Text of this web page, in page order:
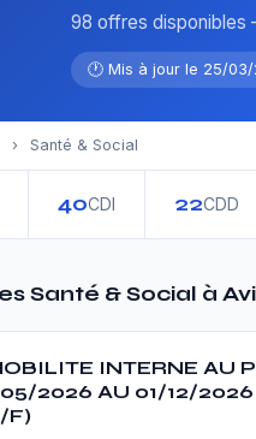
98 offres
🕐 Mis à jour le 25/03/
› Santé & Social
40CDI 22CDD
Santé & Social à
INTERNE AU
2026 AU 01/12/2026
F)